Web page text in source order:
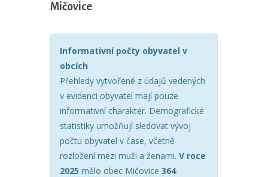
Mičovice
Informativní počty obyvatel v
obcích
Přehledy vytvořené z údajů vedených
v evidenci obyvatel mají pouze
informativní charakter. Demografické
statistiky umožňují sledovat vývoj
počtu obyvatel v čase, včetně
rozložení mezi muži a ženami. V roce
2025 mělo obec Mičovice 364